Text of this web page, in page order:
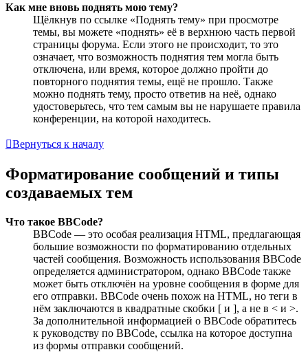
Как мне вновь поднять мою тему?
Щёлкнув по ссылке «Поднять тему» при просмотре
темы, вы можете «поднять» её в верхнюю часть первой
страницы форума. Если этого не происходит, то это
означает, что возможность поднятия тем могла быть
отключена, или время, которое должно пройти до
повторного поднятия темы, ещё не прошло. Также
можно поднять тему, просто ответив на неё, однако
удостоверьтесь, что тем самым вы не нарушаете правила
конференции, на которой находитесь.
Вернуться к началу
Форматирование сообщений и типы
создаваемых тем
Что такое BBCode?
BBCode — это особая реализация HTML, предлагающая
большие возможности по форматированию отдельных
частей сообщения. Возможность использования BBCode
определяется администратором, однако BBCode также
может быть отключён на уровне сообщения в форме для
его отправки. BBCode очень похож на HTML, но теги в
нём заключаются в квадратные скобки [ и ], а не в < и >.
За дополнительной информацией о BBCode обратитесь
к руководству по BBCode, ссылка на которое доступна
из формы отправки сообщений.